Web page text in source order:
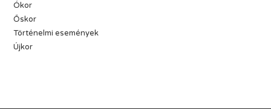
Ókor
Őskor
Történelmi események
Újkor